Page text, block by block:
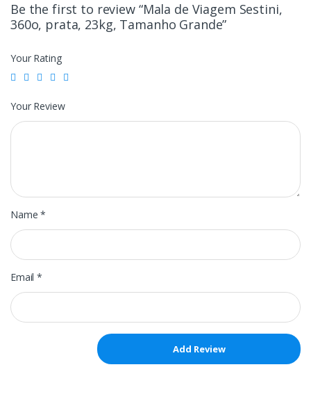
Be the first to review “Mala de Viagem Sestini,
360o, prata, 23kg, Tamanho Grande”
Your Rating
Your Review
Name*
Email*